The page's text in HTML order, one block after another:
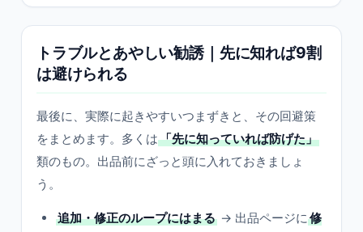
トラブルとあやしい勧誘｜先に知れば9割
は避けられる
最後に、実際に起きやすいつまずきと、その回避策
をまとめます。多くは「先に知っていれば防げた」
類のもの。出品前にざっと頭に入れておきましょ
う。
追加・修正のループにはまる → 出品ページに修